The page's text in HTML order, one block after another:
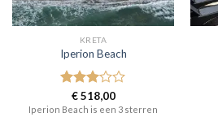
KRETA
Iperion Beach
Gewaardeerd
3uit 5
€518,00
Iperion Beach is een 3 sterren